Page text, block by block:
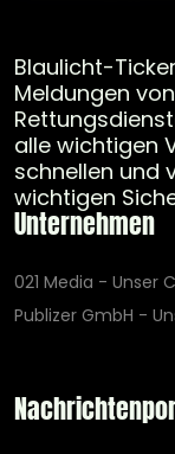
Blaulicht-
Meldungen
alle wichtigen
schnellen und
wichtigen
Unternehmen
021 Media - Unser
Publizer GmbH -